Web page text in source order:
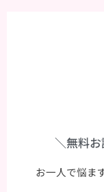
＼無料
お一人で悩ま